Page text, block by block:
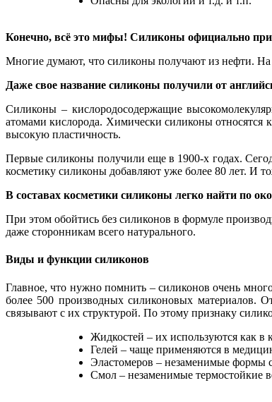
Конечно, всё это мифы! Силиконы официально
Многие думают, что силиконы получают из нефти. На
Даже свое название силиконы получили от
Силиконы – кислородосодержащие
атомами кислорода. Химически силиконы относятся
высокую пластичность.
Первые силиконы получили еще в 1900-х годах.
косметику силиконы добавляют уже более 80 лет. И
В составах косметики силиконы легко найти по
При этом обойтись без силиконов в формуле
даже сторонникам всего натурального.
Виды и функции силиконов
Главное, что нужно помнить – силиконов очень
более 500 производных силиконовых материалов.
связывают с их структурой. По этому признаку
Жидкостей – их используются как в
Гелей – чаще применяются в
Эластомеров – незаменимые формы
Смол – незаменимые термостойкие